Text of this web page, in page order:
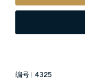
编号 | 4325